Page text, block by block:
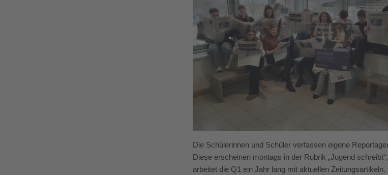
Die Schülerinnen und Schüler verfassen eigene
Diese erscheinen montags in der Rubrik „Jugend
arbeitet die Q1 ein Jahr lang mit aktuellen